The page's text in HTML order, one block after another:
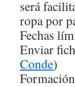
será
ropa por
Fechas
Enviar
Conde)